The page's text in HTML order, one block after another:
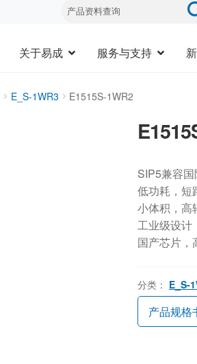
关于易成 服务与支持
E_S-1WR3 E1515S-1WR2
SIP5兼容
低功耗，短
小体积，高
工业级设计
国产芯片，
分类： E_S-
产品规格